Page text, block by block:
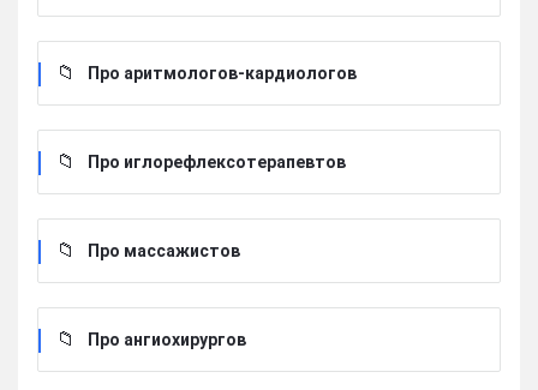
Про аритмологов-кардиологов
Про иглорефлексотерапевтов
Про массажистов
Про ангиохирургов